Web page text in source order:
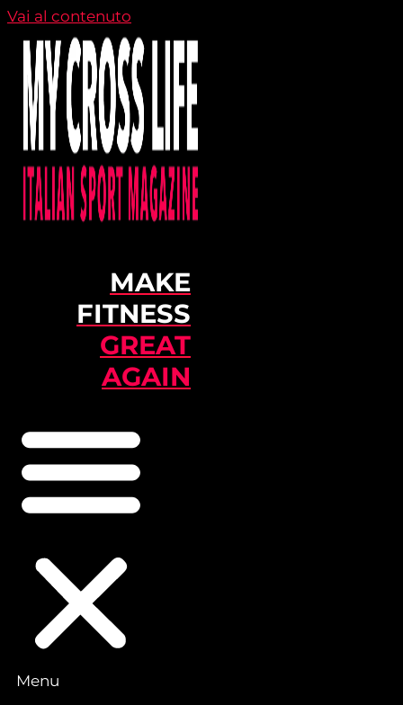
Vai al contenuto
MAKE
FITNESS
GREAT
AGAIN
Menu